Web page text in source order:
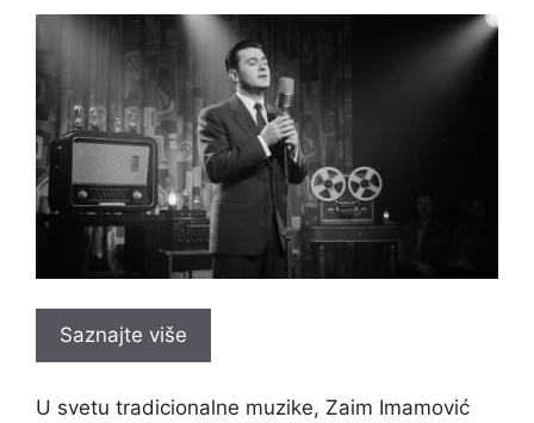
Saznajte više
U svetu tradicionalne muzike, Zaim Imamović